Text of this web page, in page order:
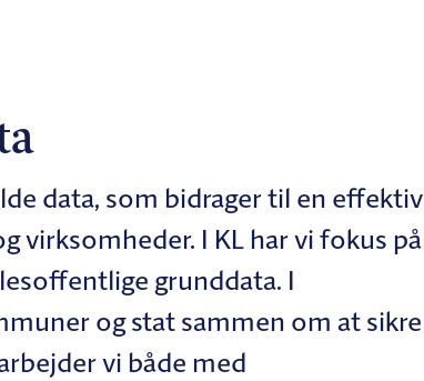
data, som bidrager til en effektiv
virksomheder. I KL har vi fokus på
grunddata.​ I
og stat sammen om at sikre
vi både med